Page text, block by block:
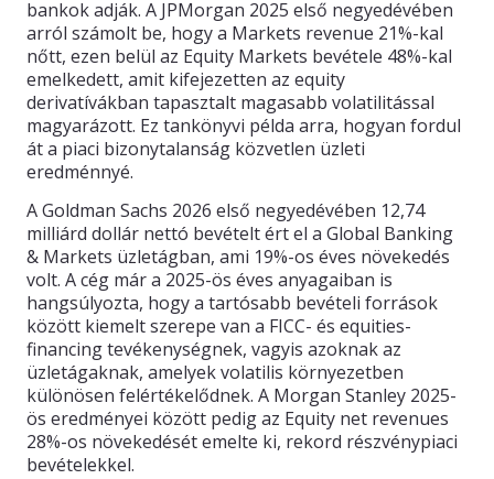
bankok adják. A JPMorgan 2025 első negyedévében
arról számolt be, hogy a Markets revenue 21%-kal
nőtt, ezen belül az Equity Markets bevétele 48%-kal
emelkedett, amit kifejezetten az equity
derivatívákban tapasztalt magasabb volatilitással
magyarázott. Ez tankönyvi példa arra, hogyan fordul
át a piaci bizonytalanság közvetlen üzleti
eredménnyé.
A Goldman Sachs 2026 első negyedévében 12,74
milliárd dollár nettó bevételt ért el a Global Banking
& Markets üzletágban, ami 19%-os éves növekedés
volt. A cég már a 2025-ös éves anyagaiban is
hangsúlyozta, hogy a tartósabb bevételi források
között kiemelt szerepe van a FICC- és equities-
financing tevékenységnek, vagyis azoknak az
üzletágaknak, amelyek volatilis környezetben
különösen felértékelődnek. A Morgan Stanley 2025-
ös eredményei között pedig az Equity net revenues
28%-os növekedését emelte ki, rekord részvénypiaci
bevételekkel.